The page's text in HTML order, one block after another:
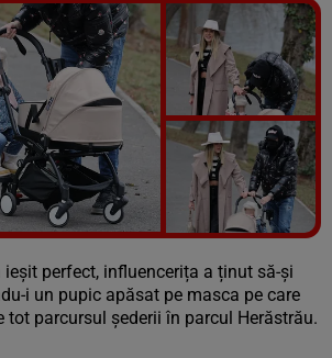
Vezi galeria foto
8 poze
perfect, influencerița a ținut să-și
i un pupic apăsat pe masca pe care
tot parcursul șederii în parcul Herăstrău.